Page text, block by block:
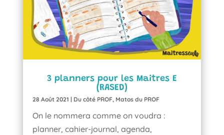
3 planners pour les Maitres E
(RASED)
28 Août 2021 | Du côté PROF, Matos du PROF
On le nommera comme on voudra :
planner, cahier-journal, agenda,